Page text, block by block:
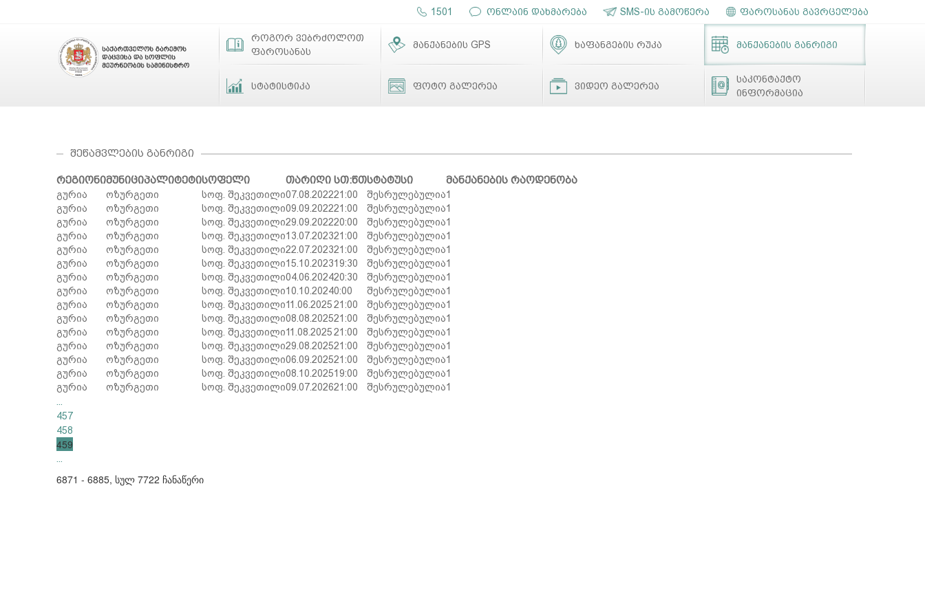
ფაროსანას გავრცელება
SMS-ის გამოწერა
ონლაინ დახმარება
1501
როგორ ვებრძოლოთ
ფაროსანას
მანქანების GPS ხაფანგების რუკა მანქანების განრიგი
სტატისტიკა ფოტო გალერეა ვიდეო გალერეა
საკონტაქტო
ინფორმაცია
ᲨᲔᲬᲐᲛᲕᲚᲔᲑᲘᲡ ᲒᲐᲜᲠᲘᲒᲘ
რეგიონიმუნიციპალიტეტისოფელი თარიღი სთ:წთსტატუსი მანქანების რაოდენობა
გურია ოზურგეთი სოფ. შეკვეთილი07.08.202221:00 შესრულებულია1
გურია
ოზურგეთი სოფ. შეკვეთილი09.09.202221:00 შესრულებულია1
გურია
ოზურგეთი სოფ. შეკვეთილი29.09.202220:00 შესრულებულია1
გურია
ოზურგეთი სოფ. შეკვეთილი13.07.202321:00 შესრულებულია1
გურია
ოზურგეთი სოფ. შეკვეთილი22.07.202321:00 შესრულებულია1
გურია
ოზურგეთი სოფ. შეკვეთილი15.10.202319:30 შესრულებულია1
გურია
ოზურგეთი სოფ. შეკვეთილი04.06.202420:30 შესრულებულია1
გურია
ოზურგეთი სოფ. შეკვეთილი10.10.20240:00 შესრულებულია1
გურია
ოზურგეთი სოფ. შეკვეთილი11.06.2025 21:00 შესრულებულია1
გურია
ოზურგეთი სოფ. შეკვეთილი08.08.202521:00 შესრულებულია1
გურია
ოზურგეთი სოფ. შეკვეთილი11.08.2025 21:00 შესრულებულია1
გურია
ოზურგეთი სოფ. შეკვეთილი29.08.202521:00 შესრულებულია1
გურია
ოზურგეთი სოფ. შეკვეთილი06.09.202521:00 შესრულებულია1
გურია
ოზურგეთი სოფ. შეკვეთილი08.10.202519:00 შესრულებულია1
გურია
ოზურგეთი სოფ. შეკვეთილი09.07.202621:00 შესრულებულია1
457
458
459
6871 - 6885, სულ 7722 ჩანაწერი